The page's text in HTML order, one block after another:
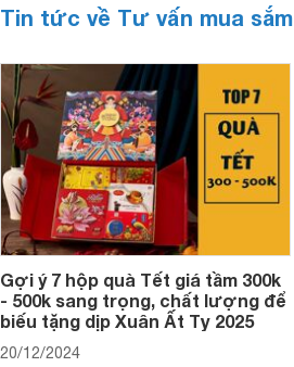
Tin tức về Tư vấn mua sắm
Gợi ý 7 hộp quà Tết giá tầm 300k
- 500k sang trọng, chất lượng để
biếu tặng dịp Xuân Ất Tỵ 2025
20/12/2024